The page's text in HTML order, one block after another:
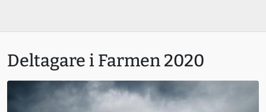
Deltagare i Farmen 2020